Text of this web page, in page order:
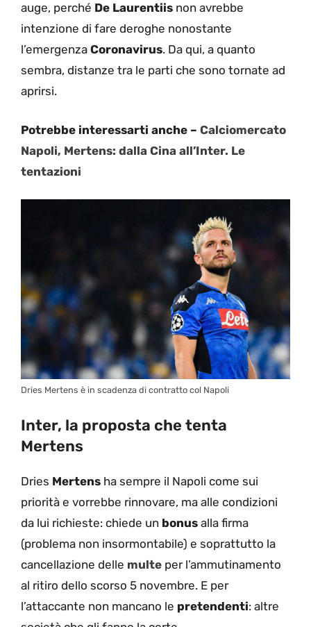
auge, perché De Laurentiis non avrebbe
intenzione di fare deroghe nonostante
l’emergenza Coronavirus. Da qui, a quanto
sembra, distanze tra le parti che sono tornate ad
aprirsi.
Potrebbe interessarti anche – Calciomercato
Napoli, Mertens: dalla Cina all’Inter. Le
tentazioni
Dries Mertens è in scadenza di contratto col Napoli
Inter, la proposta che tenta
Mertens
Dries Mertens ha sempre il Napoli come sui
priorità e vorrebbe rinnovare, ma alle condizioni
da lui richieste: chiede un bonus alla firma
(problema non insormontabile) e soprattutto la
cancellazione delle multe per l’ammutinamento
al ritiro dello scorso 5 novembre. E per
l’attaccante non mancano le pretendenti: altre